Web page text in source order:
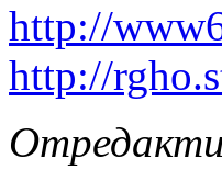
http://
http://